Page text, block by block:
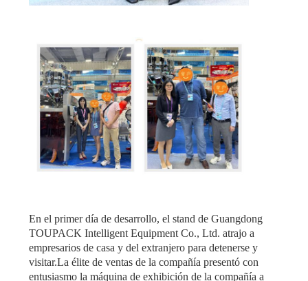
En el primer día de desarrollo, el stand de Guangdong
TOUPACK Intelligent Equipment Co., Ltd. atrajo a
empresarios de casa y del extranjero para detenerse y
visitar.La élite de ventas de la compañía presentó con
entusiasmo la máquina de exhibición de la compañía a